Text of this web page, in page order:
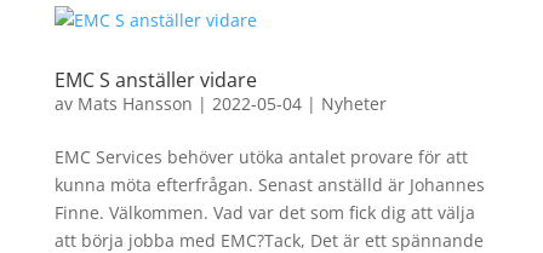
EMC S anställer vidare
av Mats Hansson | 2022-05-04| Nyheter
EMC Services behöver utöka antalet provare för att
kunna möta efterfrågan. Senast anställd är Johannes
Finne. Välkommen. Vad var det som fick dig att välja
att börja jobba med EMC?Tack, Det är ett spännande